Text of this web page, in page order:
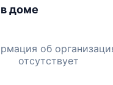
доме
об
отсутствует